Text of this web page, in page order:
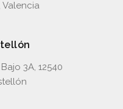
Valencia
3A, 12540